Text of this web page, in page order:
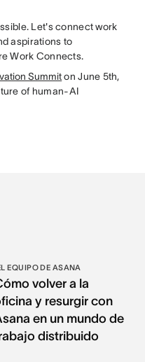
Let's connect work
aspirations to
Work Connects.
Summiton June 5th,
of human-AI
EQUIPO DE ASANA
volver a la
y resurgir con
en un mundo de
distribuido